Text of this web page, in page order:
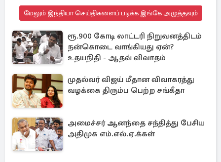
மேலும் இந்தியா செய்திகளைப் படிக்க இங்கே அழுத்தவும்
ரூ.900 கோடி லாட்டரி நிறுவனத்திடம்
நன்கொடை வாங்கியது ஏன்?
உதயநிதி - ஆதவ் விவாதம்
முதல்வர் விஜய் மீதான விவாகரத்து
வழக்கை திரும்ப பெற்ற சங்கீதா
அமைச்சர் ஆனந்தை சந்தித்து பேசிய
அதிமுக எம்.எல்.ஏ.க்கள்